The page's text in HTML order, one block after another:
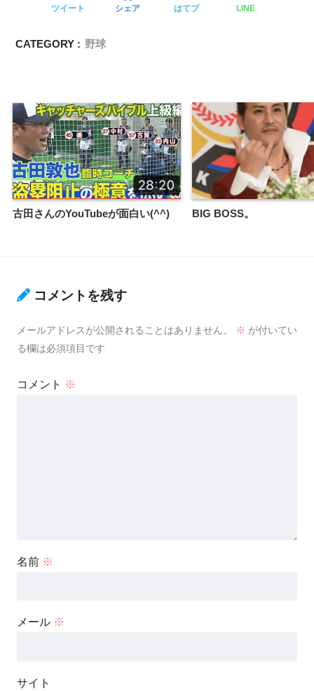
ツイート シェア はてブ LINE
CATEGORY : 野球
古田さんのYouTubeが面白い(^^) BIG BOSS。
コメントを残す
メールアドレスが公開されることはありません。 ※ が付いてい
る欄は必須項目です
コメント ※
名前 ※
メール ※
サイト